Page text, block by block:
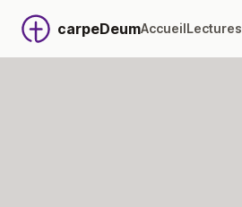
carpeDeumAccueilLectures